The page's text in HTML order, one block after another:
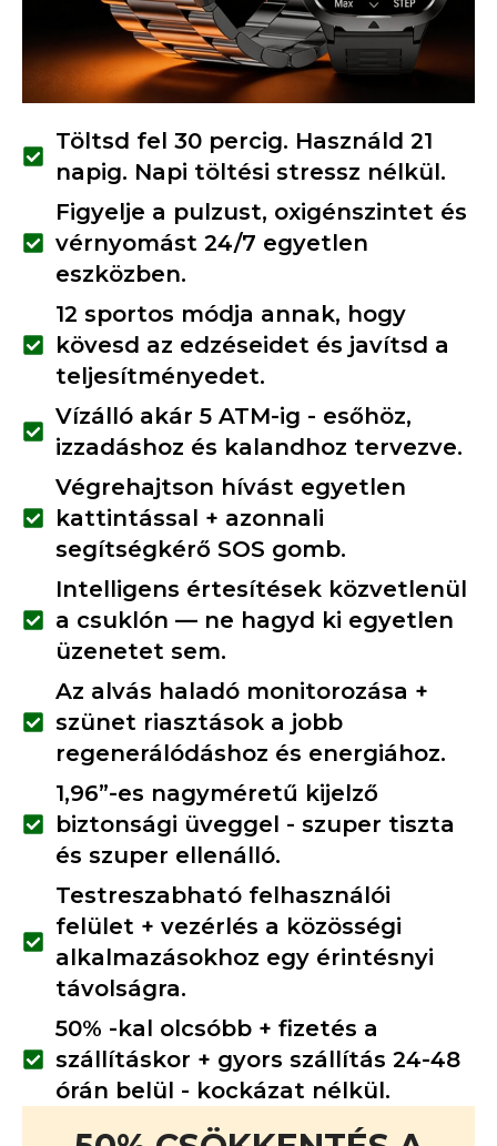
Töltsd fel 30 percig. Használd 21
napig. Napi töltési stressz nélkül.
Figyelje a pulzust, oxigénszintet és
vérnyomást 24/7 egyetlen
eszközben.
12 sportos módja annak, hogy
kövesd az edzéseidet és javítsd a
teljesítményedet.
Vízálló akár 5 ATM-ig - esőhöz,
izzadáshoz és kalandhoz tervezve.
Végrehajtson hívást egyetlen
kattintással + azonnali
segítségkérő SOS gomb.
Intelligens értesítések közvetlenül
a csuklón — ne hagyd ki egyetlen
üzenetet sem.
Az alvás haladó monitorozása +
szünet riasztások a jobb
regenerálódáshoz és energiához.
1,96”-es nagyméretű kijelző
biztonsági üveggel - szuper tiszta
és szuper ellenálló.
Testreszabható felhasználói
felület + vezérlés a közösségi
alkalmazásokhoz egy érintésnyi
távolságra.
50% -kal olcsóbb + fizetés a
szállításkor + gyors szállítás 24-48
órán belül - kockázat nélkül.